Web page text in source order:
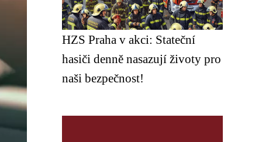
HZS Praha v akci: Stateční
hasiči denně nasazují životy pro
naši bezpečnost!